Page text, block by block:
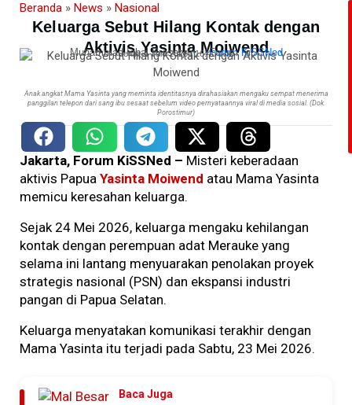
Beranda » News » Nasional
Keluarga Sebut Hilang Kontak dengan
Aktivis Yasinta Moiwend
Muhammad Iqbal Prasetyo – Forum KiSSNed
Senin, 1 Juni 2026 | 16:40 WIB
Anak angkat Mama Yasinta yang meminta identitasnya dirahasiakan mengaku sempat menerima
panggilan telepon dari sang ibu sesaat sebelum video pernyataannya viral di media sosial. (Dok.
Porostimur)
Jakarta, Forum KiSSNed – Misteri keberadaan
aktivis Papua Yasinta Moiwend atau Mama Yasinta
memicu keresahan keluarga.
Sejak 24 Mei 2026, keluarga mengaku kehilangan
kontak dengan perempuan adat Merauke yang
selama ini lantang menyuarakan penolakan proyek
strategis nasional (PSN) dan ekspansi industri
pangan di Papua Selatan.
Keluarga menyatakan komunikasi terakhir dengan
Mama Yasinta itu terjadi pada Sabtu, 23 Mei 2026.
Baca Juga